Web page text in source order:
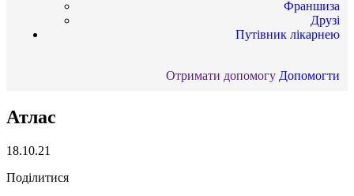
Франшиза
Друзі
Путівник лікарнею
Отримати допомогу Допомогти
Атлас
18.10.21
Поділитися